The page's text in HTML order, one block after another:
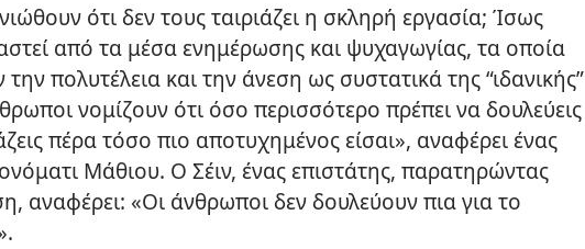
ότι δεν τους ταιριάζει η σκληρή εργασία; Ίσως
από τα μέσα ενημέρωσης και ψυχαγωγίας, τα οποία
την πολυτέλεια και την άνεση ως συστατικά της “ιδανικής”
νομίζουν ότι όσο περισσότερο πρέπει να δουλεύεις
πέρα τόσο πιο αποτυχημένος είσαι», αναφέρει ένας
Μάθιου. Ο Σέιν, ένας επιστάτης, παρατηρώντας
αναφέρει: «Οι άνθρωποι δεν δουλεύουν πια για το